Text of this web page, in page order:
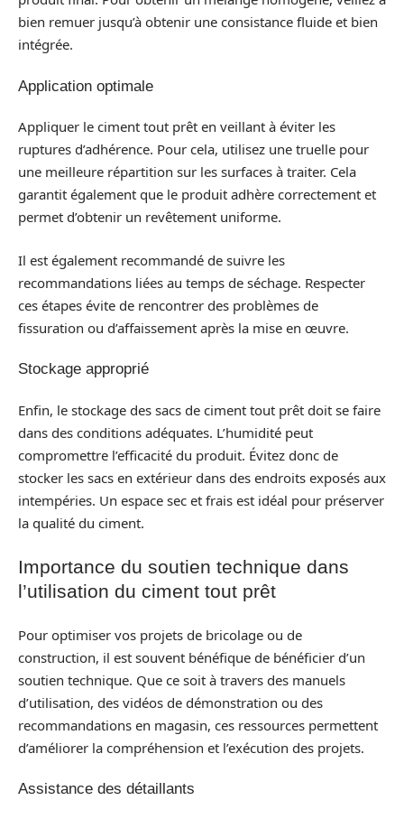
bien remuer jusqu’à obtenir une consistance fluide et bien
intégrée.
Application optimale
Appliquer le ciment tout prêt en veillant à éviter les
ruptures d’adhérence. Pour cela, utilisez une truelle pour
une meilleure répartition sur les surfaces à traiter. Cela
garantit également que le produit adhère correctement et
permet d’obtenir un revêtement uniforme.
Il est également recommandé de suivre les
recommandations liées au temps de séchage. Respecter
ces étapes évite de rencontrer des problèmes de
fissuration ou d’affaissement après la mise en œuvre.
Stockage approprié
Enfin, le stockage des sacs de ciment tout prêt doit se faire
dans des conditions adéquates. L’humidité peut
compromettre l’efficacité du produit. Évitez donc de
stocker les sacs en extérieur dans des endroits exposés aux
intempéries. Un espace sec et frais est idéal pour préserver
la qualité du ciment.
Importance du soutien technique dans
l’utilisation du ciment tout prêt
Pour optimiser vos projets de bricolage ou de
construction, il est souvent bénéfique de bénéficier d’un
soutien technique. Que ce soit à travers des manuels
d’utilisation, des vidéos de démonstration ou des
recommandations en magasin, ces ressources permettent
d’améliorer la compréhension et l’exécution des projets.
Assistance des détaillants